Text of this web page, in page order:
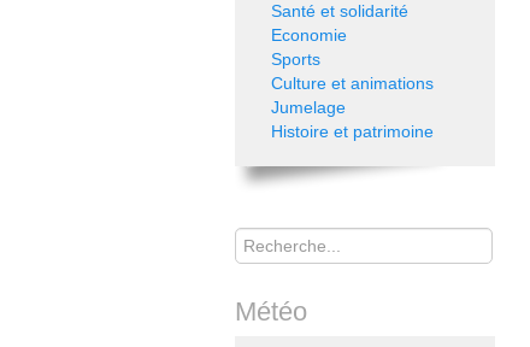
Santé et solidarité
Economie
Sports
Culture et animations
Jumelage
Histoire et patrimoine
Rechercher
Météo